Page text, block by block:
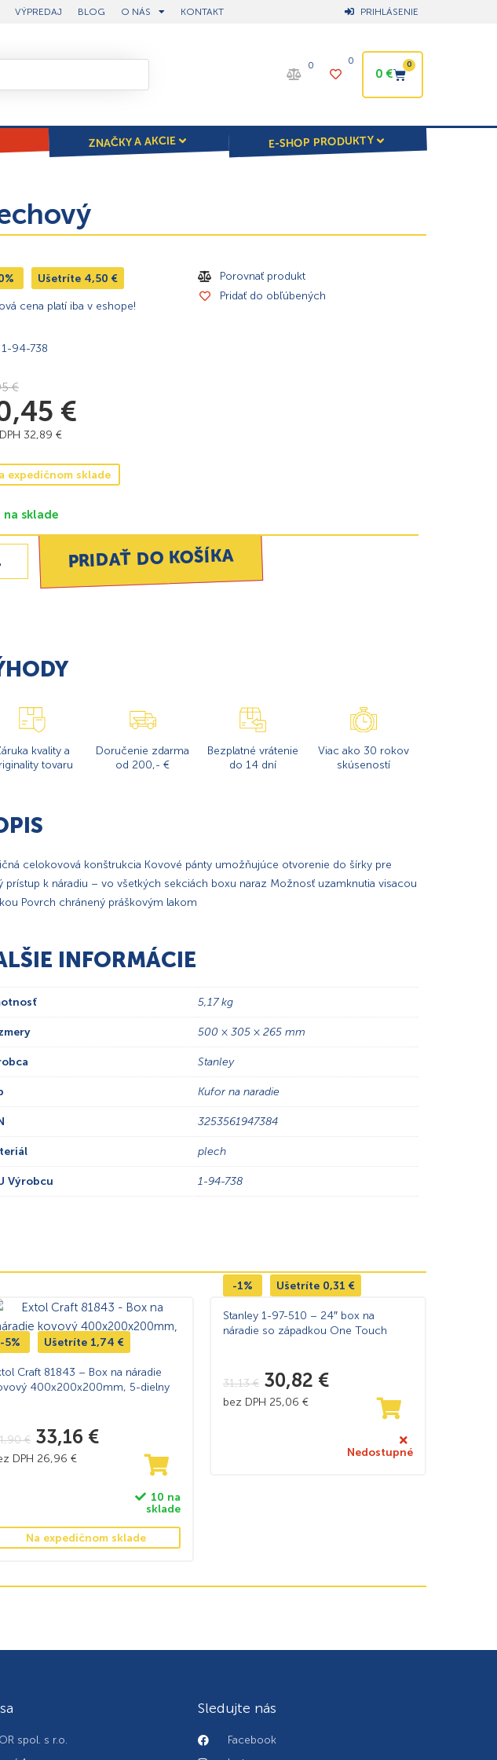
VÝPREDAJ BLOG O NÁS KONTAKT PRIHLÁSENIE
0 0
0€
0
ZNAČKY A AKCIE E-SHOP PRODUKTY
Ušetríte 4,50 €
cena platí iba v eshope!
1-94-738
Porovnať produkt
Pridať do obľúbených
€
€
32,89 €
expedičnom sklade
na sklade
PRIDAŤ DO KOŠÍKA
kvality a
tovaru
Doručenie zdarma
od 200,- €
Bezplatné vrátenie
do 14 dní
Viac ako 30 rokov
skúseností
celokovová konštrukcia Kovové pánty umožňujúce otvorenie do šírky pre
prístup k náradiu – vo všetkých sekciách boxu naraz Možnosť uzamknutia visacou
Povrch chránený práškovým lakom
INFORMÁCIE
5,17 kg
500 × 305 × 265 mm
Stanley
Kufor na naradie
3253561947384
plech
Výrobcu 1-94-738
-5% Ušetríte 1,74 €
Craft 81843 – Box na náradie
400x200x200mm, 5-dielny
€ 33,16 €
DPH 26,96 €
10 na
sklade
Na expedičnom sklade
-1% Ušetríte 0,31 €
Stanley 1-97-510 – 24″ box na
náradie so západkou One Touch
31,13€ 30,82 €
bez DPH 25,06 €
Nedostupné
spol. s r.o.
Sledujte nás
Facebook